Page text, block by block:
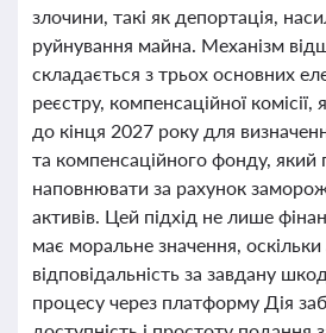
злочини, такі як депортація,
руйнування майна. Механізм
складається з трьох основних
реєстру, компенсаційної комісії,
до кінця 2027 року для
та компенсаційного фонду, який
наповнювати за рахунок
активів. Цей підхід не лише
має моральне значення,
відповідальність за завдану
процесу через платформу Дія